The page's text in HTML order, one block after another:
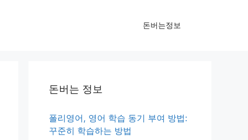
돈버는정보
돈버는 정보
폴리영어, 영어 학습 동기 부여 방법:
꾸준히 학습하는 방법